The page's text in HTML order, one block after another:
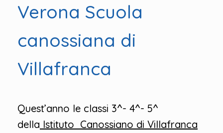
Verona Scuola
canossiana di
Villafranca
Quest’anno le classi 3^- 4^- 5^
della Istituto Canossiano di Villafranca